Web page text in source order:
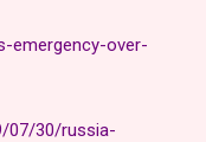
emergency-over-
07/30/russia-